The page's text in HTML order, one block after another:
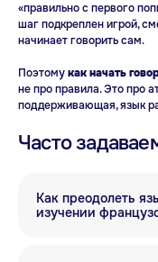
«правильно с первого
шаг подкреплен игрой,
начинает говорить сам.
Поэтомукак начать
не про правила. Это про
поддерживающая, язык
Часто
Как преодолеть
изучениик